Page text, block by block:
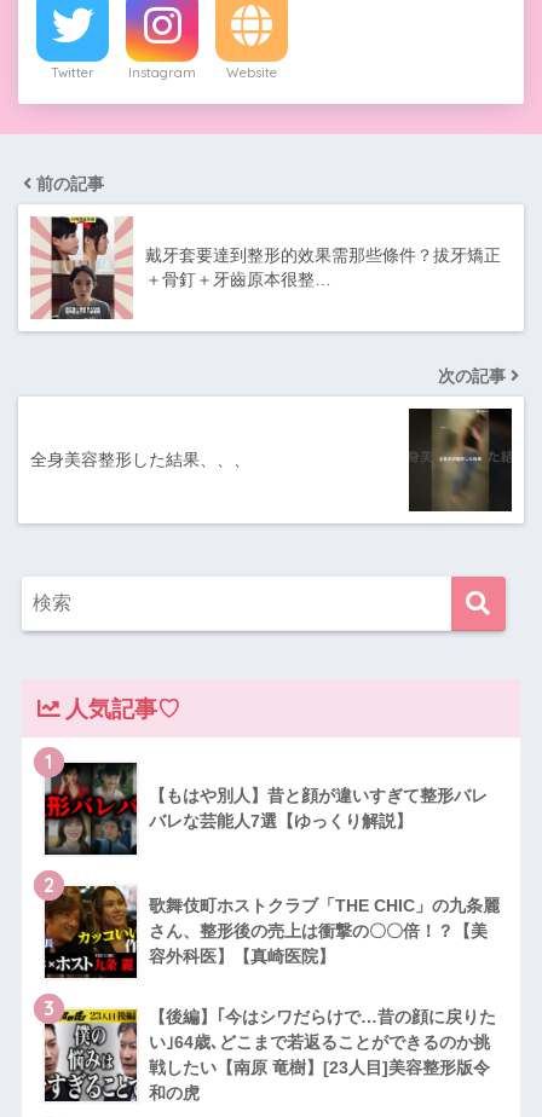
Twitter Instagram Website
前の記事
戴牙套要達到整形的效果需那些條件？拔牙矯正
＋骨釘＋牙齒原本很整…
次の記事
全身美容整形した結果、、、
人気記事♡
1
【もはや別人】昔と顔が違いすぎて整形バレ
バレな芸能人7選【ゆっくり解説】
2
歌舞伎町ホストクラブ「THE CHIC」の九条麗
さん、整形後の売上は衝撃の〇〇倍！？【美
容外科医】【真崎医院】
3
【後編】｢今はシワだらけで…昔の顔に戻りた
い｣64歳､どこまで若返ることができるのか挑
戦したい【南原 竜樹】[23人目]美容整形版令
和の虎